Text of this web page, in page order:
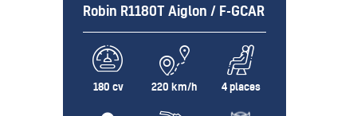
Robin R1180T Aiglon / F-GCAR
180 cv 220 km/h 4 places